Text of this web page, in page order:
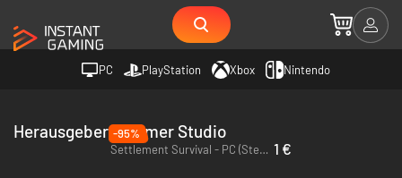
PC PlayStation Xbox Nintendo
Herausgeber Gleamer Studio
-95%
Settlement Survival - PC (Steam) 1 €